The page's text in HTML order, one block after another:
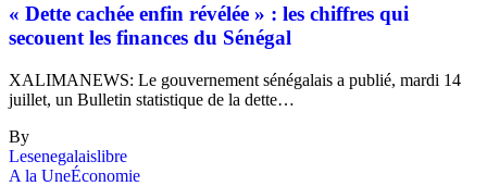
« Dette cachée enfin révélée » : les chiffres qui
secouent les finances du Sénégal
XALIMANEWS: Le gouvernement sénégalais a publié, mardi 14
juillet, un Bulletin statistique de la dette…
By
Lesenegalaislibre
A la UneÉconomie